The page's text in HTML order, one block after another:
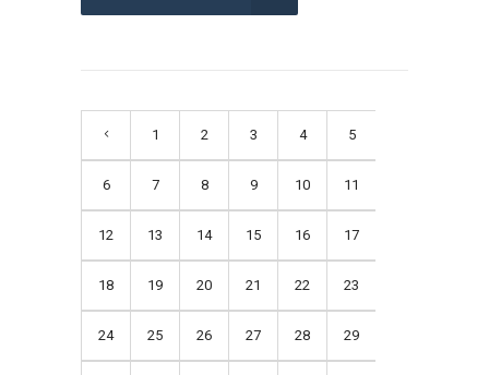
1 2 3 4 5
6 7 8 9 10 11
12 13 14 15 16 17
18 19 20 21 22 23
24 25 26 27 28 29